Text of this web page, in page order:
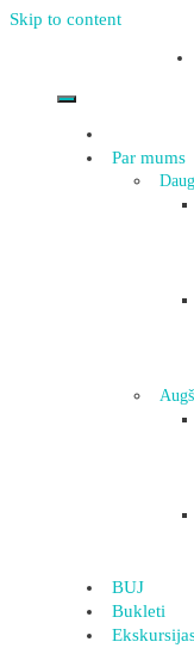
Skip to content
Par mums
BUJ
Bukleti